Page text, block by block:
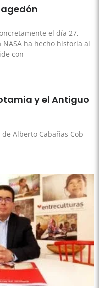
el día 27,
ha hecho historia al
con
y el Antiguo
de Alberto Cabañas Cob